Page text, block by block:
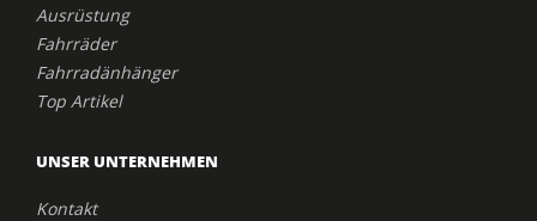
Ausrüstung
Fahrräder
Fahrradänhänger
Top Artikel
UNSER UNTERNEHMEN
Kontakt